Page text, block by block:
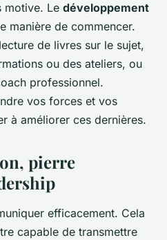
motive. Le développement
manière de commencer.
de livres sur le sujet,
ou des ateliers, ou
professionnel.
vos forces et vos
à améliorer ces dernières.
pierre
efficacement. Cela
capable de transmettre